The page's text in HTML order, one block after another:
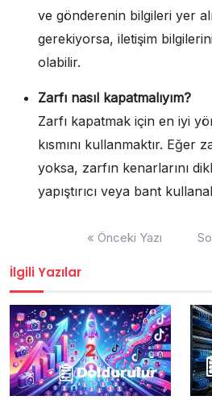
ve gönderenin bilgileri yer
gerekiyorsa, iletişim
olabilir.
Zarfı nasıl kapatmalıyım?
Zarfı kapatmak için en iyi
kısmını kullanmaktır. Eğer
yoksa, zarfın kenarlarını
yapıştırıcı veya bant
« Önceki Yazı
İlgili Yazılar